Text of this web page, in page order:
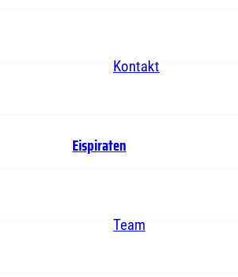
Kontakt
Eispiraten
Team